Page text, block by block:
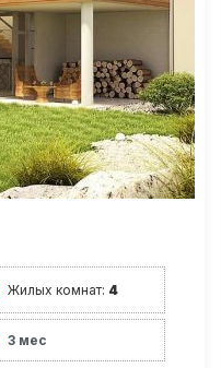
Жилых комнат: 4
3 мес